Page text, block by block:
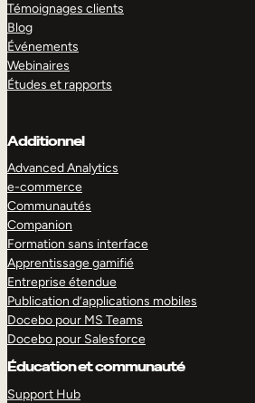
Témoignages clients
Blog
Événements
Webinaires
Études et rapports
Additionnel
Advanced Analytics
e-commerce
Communautés
Companion
Formation sans interface
Apprentissage gamifié
Entreprise étendue
Publication d’applications mobiles
Docebo pour MS Teams
Docebo pour Salesforce
Éducation et communauté
Support Hub